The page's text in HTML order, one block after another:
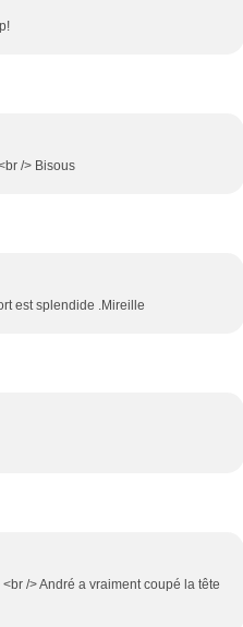
/> Bisous
est splendide .Mireille
/> André a vraiment coupé la tête